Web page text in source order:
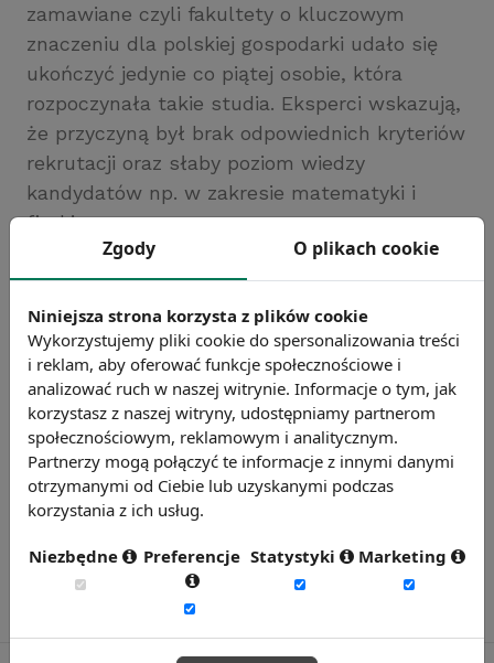
zamawiane czyli fakultety o kluczowym
znaczeniu dla polskiej gospodarki udało się
ukończyć jedynie co piątej osobie, która
rozpoczynała takie studia. Eksperci wskazują,
że przyczyną był brak odpowiednich kryteriów
rekrutacji oraz słaby poziom wiedzy
kandydatów np. w zakresie matematyki i
fizyki.
Źródło: gazetaprawna.pl
Zobacz więcej wiadomości
Zgody O plikach cookie
Niniejsza strona korzysta z plików cookie
Wykorzystujemy pliki cookie do spersonalizowania treści
i reklam, aby oferować funkcje społecznościowe i
analizować ruch w naszej witrynie. Informacje o tym, jak
korzystasz z naszej witryny, udostępniamy partnerom
społecznościowym, reklamowym i analitycznym.
Partnerzy mogą połączyć te informacje z innymi danymi
otrzymanymi od Ciebie lub uzyskanymi podczas
korzystania z ich usług.
Niezbędne Preferencje Statystyki Marketing